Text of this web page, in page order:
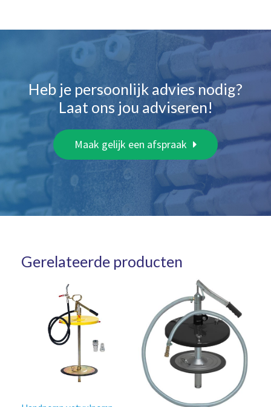
Heb je persoonlijk advies nodig?
Laat ons jou adviseren!
Maak gelijk een afspraak
Gerelateerde producten